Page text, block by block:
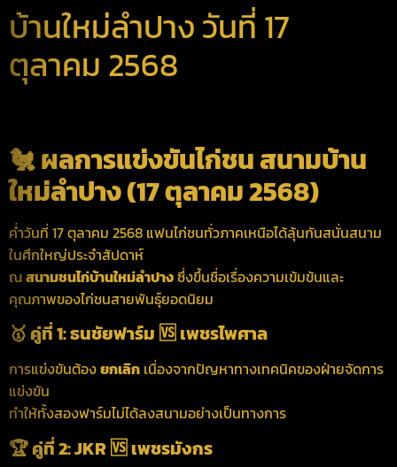
บ้านใหม่ลำปาง วันที่ 17
ตุลาคม 2568
🐔 ผลการแข่งขันไก่ชน สนามบ้าน
ใหม่ลำปาง (17 ตุลาคม 2568)
ค่ำวันที่ 17 ตุลาคม 2568 แฟนไก่ชนทั่วภาคเหนือได้ลุ้นกันสนั่นสนาม
ในศึกใหญ่ประจำสัปดาห์
ณสนามชนไก่บ้านใหม่ลำปางซึ่งขึ้นชื่อเรื่องความเข้มข้นและ
คุณภาพของไก่ชนสายพันธุ์ยอดนิยม
🥇 คู่ที่ 1: ธนชัยฟาร์ม 🆚 เพชรไพศาล
การแข่งขันต้องยกเลิก เนื่องจากปัญหาทางเทคนิคของฝ่ายจัดการ
แข่งขัน
ทำให้ทั้งสองฟาร์มไม่ได้ลงสนามอย่างเป็นทางการ
🏆 คู่ที่ 2: JKR 🆚 เพชรมังกร